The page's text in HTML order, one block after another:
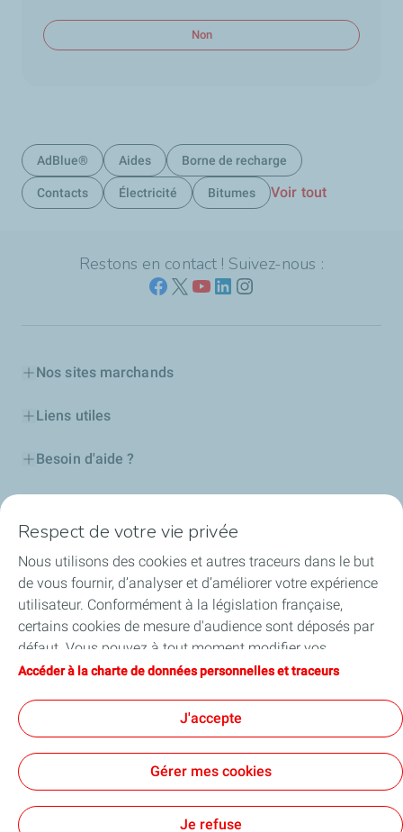
Non
AdBlue® Aides Borne de recharge
Contacts Électricité Bitumes Voir tout
Restons en contact ! Suivez-nous :
Nos sites marchands
Liens utiles
Besoin d'aide ?
Certificats d'économies d'énergie
Nos partenaires
Collaborer avec TotalEnergies
Accessibilité
Conditions Générales d’Utilisation
Accessibilité : Partiellement conforme
Respect de votre vie privée
Nous utilisons des cookies et autres traceurs dans le but
de vous fournir, d’analyser et d’améliorer votre expérience
utilisateur. Conformément à la législation française,
certains cookies de mesure d'audience sont déposés par
défaut. Vous pouvez à tout moment modifier vos
paramètres de cookies en cliquant sur le bouton « Gérer
vous acceptez le dépôt de l’ensemble des cookies. Dans le
cas où vous cliquez sur « Je refuse », seuls les cookies
techniques nécessaires au bon fonctionnement du site
seront utilisés. Pour plus d’informations, vous pouvez
traceurs ».
Accéder à la charte de données personnelles et traceurs
J'accepte
Gérer mes cookies
Je refuse